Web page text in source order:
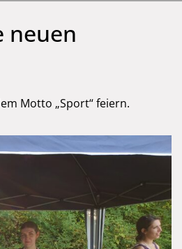
neuen
Motto „Sport“ feiern.